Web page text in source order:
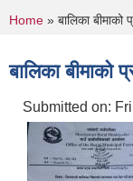
You are
Home » बालिका बीमाको
बालिका बीमाको
Submitted on: